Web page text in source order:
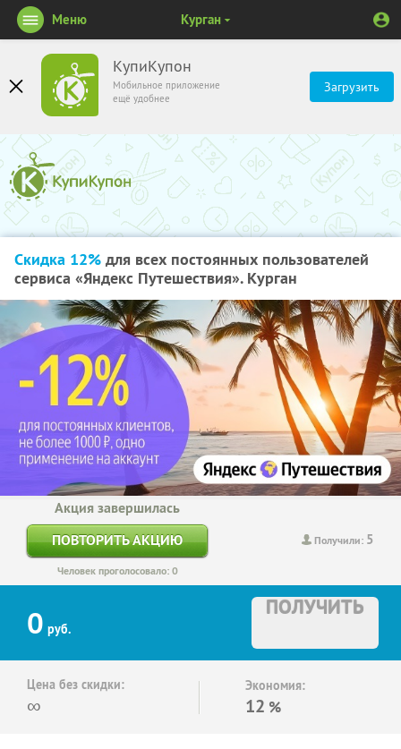
КупиКупон
Мобильное приложение
ещё удобнее
Загрузить
Меню Курган
Скидка 12% для всех постоянных пользователей
сервиса «Яндекс Путешествия». Курган
Получили: 5
Акция завершилась
ПОВТОРИТЬ АКЦИЮ
Человек проголосовало: 0
0 руб.
ПОЛУЧИТЬ
Цена без скидки:
∞
Экономия:
12 %